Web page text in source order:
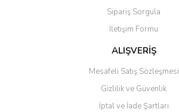
Sipariş Sorgula
İletişim Formu
ALIŞVERİŞ
Mesafeli Satış Sözleşmesi
Gizlilik ve Güvenlik
İptal ve İade Şartları